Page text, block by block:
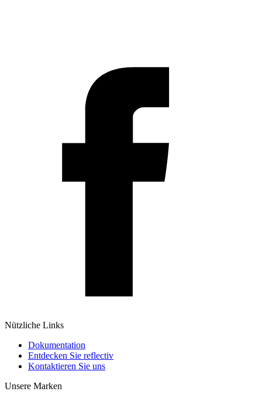
Nützliche Links
Dokumentation
Entdecken Sie reflectiv
Kontaktieren Sie uns
Unsere Marken